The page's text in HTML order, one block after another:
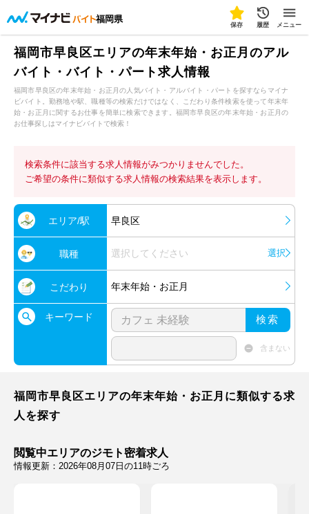
福岡県
保存 履歴 メニュー
福岡市早良区エリアの年末年始・お正月のアル
バイト・バイト・パート求人情報
福岡市早良区の年末年始・お正月の人気バイト・アルバイト・パートを探すならマイナ
ビバイト。勤務地や駅、職種等の検索だけではなく、こだわり条件検索を使って年末年
始・お正月に関するお仕事を簡単に検索できます。福岡市早良区の年末年始・お正月の
お仕事探しはマイナビバイトで検索！
検索条件に該当する求人情報がみつかりませんでした。
ご希望の条件に類似する求人情報の検索結果を表示します。
エリア/駅 早良区
職種 選択してください 選択
こだわり 年末年始・お正月
キーワード 検索
含まない
福岡市早良区エリアの年末年始・お正月に類似する求
人を探す
閲覧中エリアのジモト密着求人
情報更新：2026年08月07日の11時ごろ